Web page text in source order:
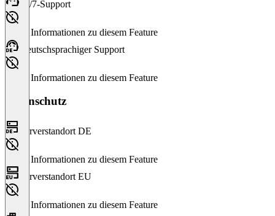
24/7-Support
Keine Informationen zu diesem Feature
Deutschsprachiger Support
Keine Informationen zu diesem Feature
Datenschutz
Serverstandort DE
Keine Informationen zu diesem Feature
Serverstandort EU
Keine Informationen zu diesem Feature